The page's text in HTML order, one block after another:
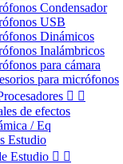
Condensador
USB
Dinámicos
Inalámbricos
para cámara
para micrófonos
 
de efectos
/ Eq
Estudio
Estudio  